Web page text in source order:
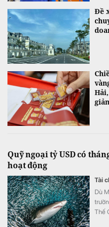
Đề
Quỹ ngoại tỷ USD có
hoạt động
Tài
Dù
Thế